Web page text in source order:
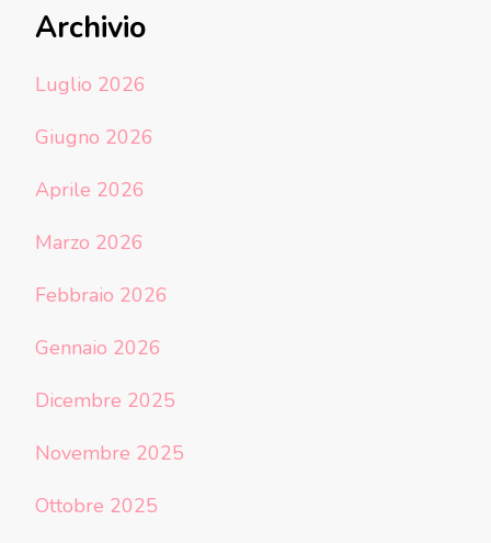
Archivio
Luglio 2026
Giugno 2026
Aprile 2026
Marzo 2026
Febbraio 2026
Gennaio 2026
Dicembre 2025
Novembre 2025
Ottobre 2025